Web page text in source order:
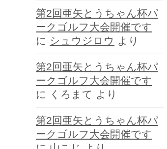
第2回亜矢とうちゃん杯パ
ークゴルフ大会開催です
に シュウジロウ より
第2回亜矢とうちゃん杯パ
ークゴルフ大会開催です
に
くろまて より
第2回亜矢とうちゃん杯パ
ークゴルフ大会開催です